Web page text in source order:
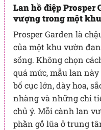
Lan hồ điệp Prosper
vượng trong một
Prosper Garden là
của một khu vườn
sống. Không chọn
quá mức, mẫu lan
bố cục lớn, dày hoa,
nhàng và những chi
chủ ý. Mỗi cành lan
phần gỗ lũa ở trung